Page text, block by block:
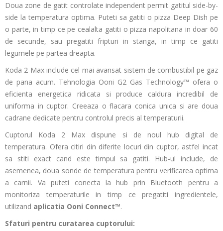
Doua zone de gatit controlate independent permit gatitul side-by-
side la temperatura optima. Puteti sa gatiti o pizza Deep Dish pe
o parte, in timp ce pe cealalta gatiti o pizza napolitana in doar 60
de secunde, sau pregatiti fripturi in stanga, in timp ce gatiti
legumele pe partea dreapta.
Koda 2 Max include cel mai avansat sistem de combustibil pe gaz
de pana acum. Tehnologia Ooni G2 Gas Technology™ ofera o
eficienta energetica ridicata si produce caldura incredibil de
uniforma in cuptor. Creeaza o flacara conica unica si are doua
cadrane dedicate pentru controlul precis al temperaturii.
Cuptorul Koda 2 Max dispune si de noul hub digital de
temperatura. Ofera citiri din diferite locuri din cuptor, astfel incat
sa stiti exact cand este timpul sa gatiti. Hub-ul include, de
asemenea, doua sonde de temperatura pentru verificarea optima
a carnii. Va puteti conecta la hub prin Bluetooth pentru a
monitoriza temperaturile in timp ce pregatiti ingredientele,
utilizand aplicatia Ooni Connect™.
Sfaturi pentru curatarea cuptorului: